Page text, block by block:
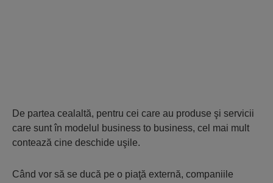
De partea cealaltă, pentru cei care au produse şi servicii
care sunt în modelul business to business, cel mai mult
contează cine deschide uşile.
Când vor să se ducă pe o piaţă externă, companiile